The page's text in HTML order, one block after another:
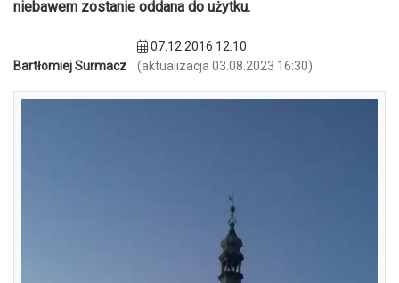
niebawem zostanie oddana do użytku.
Bartłomiej Surmacz
07.12.2016 12:10
(aktualizacja 03.08.2023 16:30)